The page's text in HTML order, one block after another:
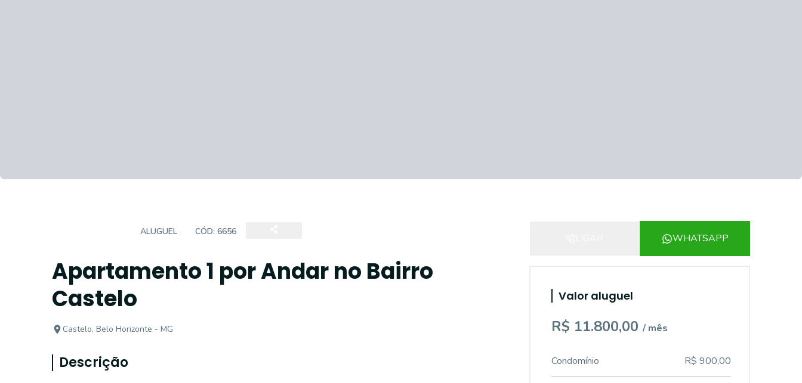
ALUGUEL CÓD: 6656
Apartamento 1 por Andar no Bairro
Castelo
Castelo, Belo Horizonte - MG
Descrição
WHATSAPP
Valor aluguel
R$ 11.800,00 / mês
Condomínio R$ 900,00